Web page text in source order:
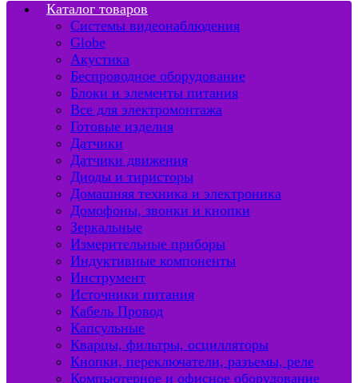
Каталог товаров
Системы видеонаблюдения
Globe
Акустика
Беспроводное оборудование
Блоки и элементы питания
Все для электромонтажа
Готовые изделия
Датчики
Датчики движения
Диоды и тиристоры
Домашняя техника и электроника
Домофоны, звонки и кнопки
Зеркальные
Измерительные приборы
Индуктивные компоненты
Инструмент
Источники питания
Кабель Провод
Капсульные
Кварцы, фильтры, осцилляторы
Кнопки, переключатели, разъемы, реле
Компьютерное и офисное оборудование